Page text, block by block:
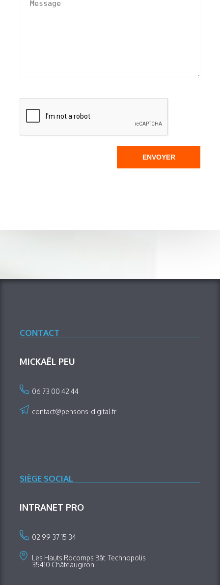
ENVOYER
CONTACT
MICKAËL PEU
06 73 00 42 44
contact@pensons-digital.fr
SIÈGE SOCIAL
INTRANET PRO
02 99 37 15 34
Les Hauts Rocomps Bât. Technopolis
35410 Châteaugiron